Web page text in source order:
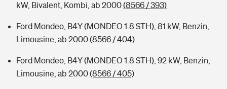
kW, Bivalent, Kombi, ab 2000(8566 / 393)
Ford Mondeo, B4Y (MONDEO 1.8 STH), 81 kW, Benzin,
Limousine, ab 2000(8566 / 404)
Ford Mondeo, B4Y (MONDEO 1.8 STH), 92 kW, Benzin,
Limousine, ab 2000(8566 / 405)